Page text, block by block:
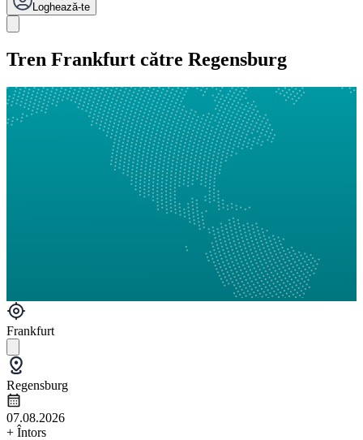
Loghează-te
Tren Frankfurt către Regensburg
Frankfurt
Regensburg
07.08.2026
+ Întors